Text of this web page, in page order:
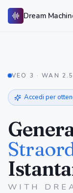
Skip to main content
Dream
VEO 3 · WAN
Accedi per
WITH